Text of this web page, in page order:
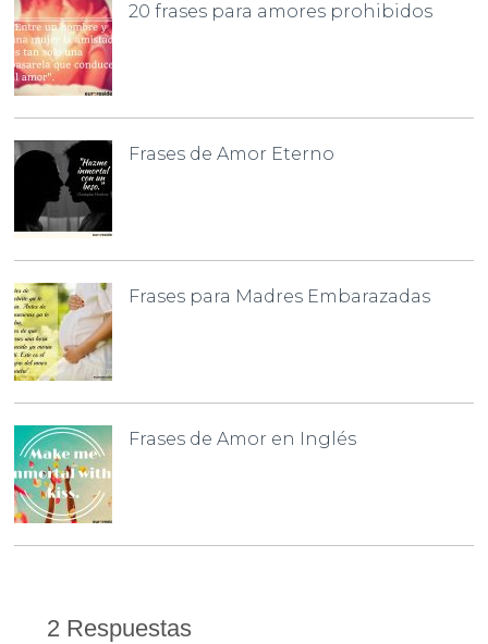
20 frases para amores prohibidos
Frases de Amor Eterno
Frases para Madres Embarazadas
Frases de Amor en Inglés
2 Respuestas